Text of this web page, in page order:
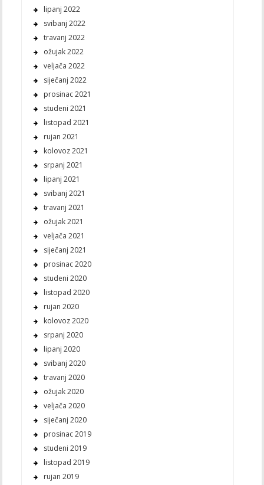
lipanj 2022
svibanj 2022
travanj 2022
ožujak 2022
veljača 2022
siječanj 2022
prosinac 2021
studeni 2021
listopad 2021
rujan 2021
kolovoz 2021
srpanj 2021
lipanj 2021
svibanj 2021
travanj 2021
ožujak 2021
veljača 2021
siječanj 2021
prosinac 2020
studeni 2020
listopad 2020
rujan 2020
kolovoz 2020
srpanj 2020
lipanj 2020
svibanj 2020
travanj 2020
ožujak 2020
veljača 2020
siječanj 2020
prosinac 2019
studeni 2019
listopad 2019
rujan 2019